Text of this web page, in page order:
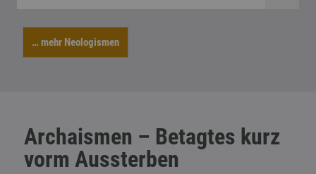
… mehr Neologismen
Archaismen – Betagtes kurz
vorm Aussterben